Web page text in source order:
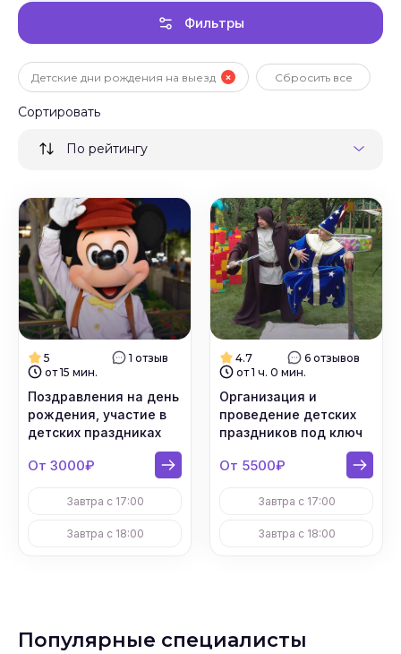
Фильтры
Детские дни рождения на выезд Сбросить все
Сортировать
По рейтингу
5
1 отзыв
от 15 мин.
Поздравления на день
рождения, участие в
детских праздниках
От 3000₽
Завтра с 17:00
Завтра с 18:00
4.7
6 отзывов
от 1 ч. 0 мин.
Организация и
проведение детских
праздников под ключ
От 5500₽
Завтра с 17:00
Завтра с 18:00
Популярные специалисты